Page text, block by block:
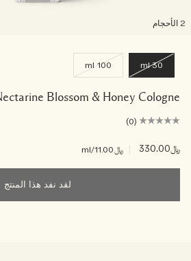
30 ml
100 ml
Nectarine Blossom & Honey Cologne
(0)
﷼330.00 ﷼11.00 /ml
لقد نفد هذا المنتج